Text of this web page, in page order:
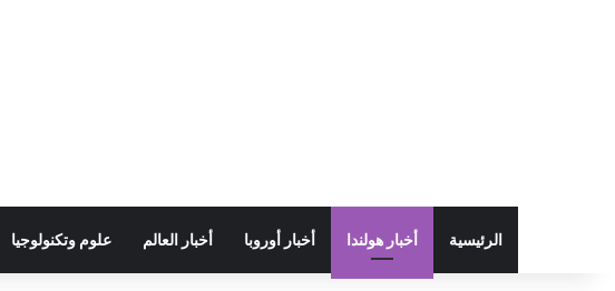
الرئيسية أخبار هولندا أخبار أوروبا أخبار العالم علوم وتكنولوجيا